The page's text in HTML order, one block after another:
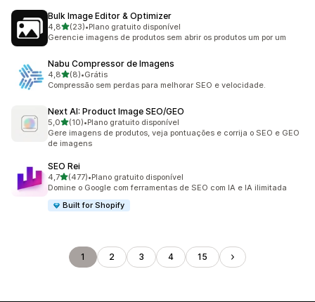
Bulk Image Editor & Optimizer
4,8de 5 estrelas
(23)
23 avaliações ao todo
•Plano gratuito disponível
Gerencie imagens de produtos sem abrir os produtos um por um
Nabu Compressor de Imagens
4,8de 5 estrelas
(8)
8 avaliações ao todo
•Grátis
Compressão sem perdas para melhorar SEO e velocidade.
Next AI: Product Image SEO/GEO
5,0de 5 estrelas
(10)
10 avaliações ao todo
•Plano gratuito disponível
Gere imagens de produtos, veja pontuações e corrija o SEO e GEO
de imagens
SEO Rei
4,7de 5 estrelas
(477)
477 avaliações ao todo
•Plano gratuito disponível
Domine o Google com ferramentas de SEO com IA e IA ilimitada
Built for Shopify
1 2 3 4 15